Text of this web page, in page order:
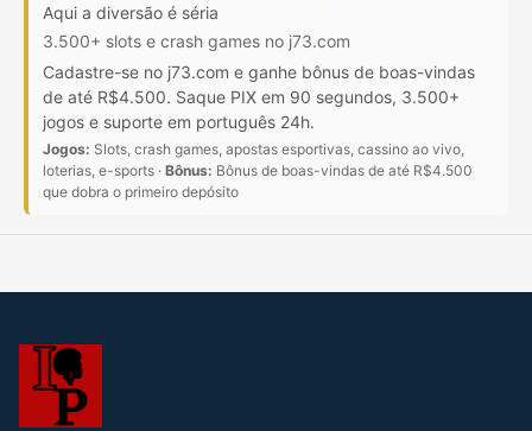
Aqui a diversão é séria
3.500+ slots e crash games no j73.com
Cadastre-se no j73.com e ganhe bônus de boas-vindas
de até R$4.500. Saque PIX em 90 segundos, 3.500+
jogos e suporte em português 24h.
Jogos: Slots, crash games, apostas esportivas, cassino ao vivo,
loterias, e-sports · Bônus: Bônus de boas-vindas de até R$4.500
que dobra o primeiro depósito